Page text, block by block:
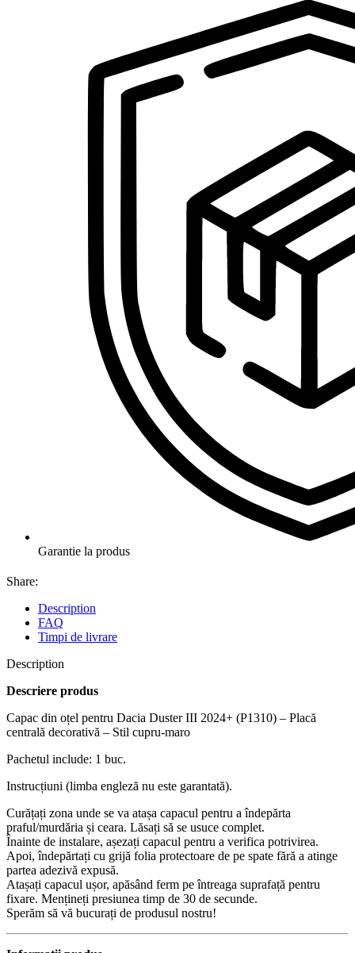
Garantie la produs
Share:
Description
FAQ
Timpi de livrare
Description
Descriere produs
Capac din oțel pentru Dacia Duster III 2024+ (P1310) – Placă
centrală decorativă – Stil cupru-maro
Pachetul include: 1 buc.
Instrucțiuni (limba engleză nu este garantată).
Curățați zona unde se va atașa capacul pentru a îndepărta
praful/murdăria și ceara. Lăsați să se usuce complet.
Înainte de instalare, așezați capacul pentru a verifica potrivirea.
Apoi, îndepărtați cu grijă folia protectoare de pe spate fără a atinge
partea adezivă expusă.
Atașați capacul ușor, apăsând ferm pe întreaga suprafață pentru
fixare. Mențineți presiunea timp de 30 de secunde.
Sperăm să vă bucurați de produsul nostru!